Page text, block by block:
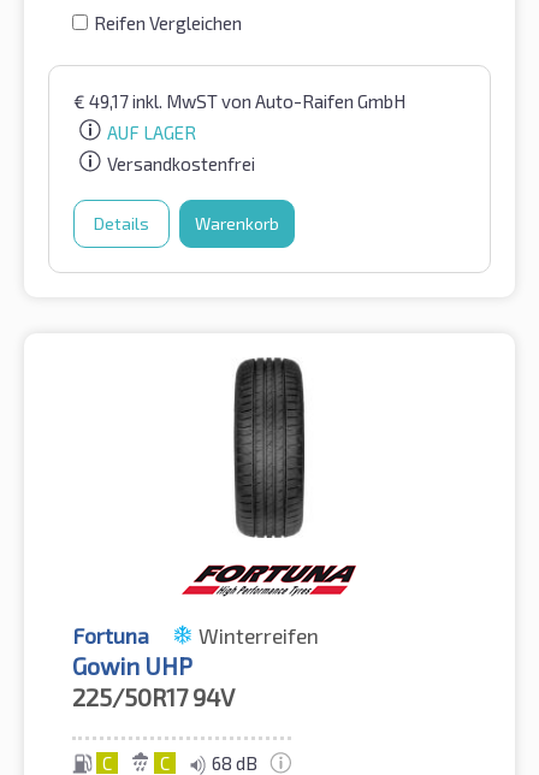
Reifen Vergleichen
€ 49,17inkl. MwSTvon Auto-Raifen GmbH
AUF LAGER
Versandkostenfrei
Details Warenkorb
Fortuna Winterreifen
Gowin UHP
225/50R17 94V
C C 68 dB